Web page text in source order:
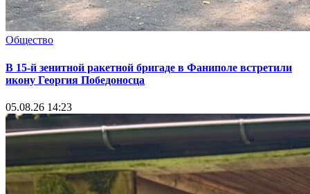
Общество
В 15-й зенитной ракетной бригаде в Фаниполе встретили
икону Георгия Победоносца
05.08.26 14:23